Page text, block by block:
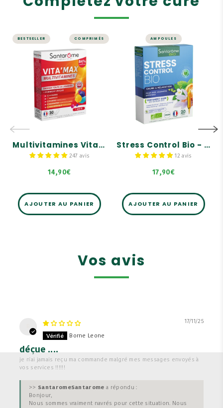
BESTSELLER COMPRIMÉS
Multivitamines Vita'Max Adultes - 30 comprimés
247 avis
14,90€
ÉNERGIE ET VITALITÉ
Multivitamines
Vita'Max Adultes
- 30 comprimés
Une gamme complète de
tonique, pour adultes,
enfants et senior
Pour adultes
minéraux
AJOUTER AU PANIER
AMPOULES
Stress Control Bio - 20 ampoules
12 avis
17,90€
STRESS ET MÉMOIRE
Stress Control Bio
- 20 ampoules
Extrait de Safran 30 mg
Complexe de 4 plantes et
3 bourgeons
Assimilation rapide et
efficace pour un stress
AJOUTER AU PANIER
Vos avis
17/11/25
Borne Leone
déçue ....
je n'ai jamais reçu ma commande malgré mes messages envoyés à
vos services !!!!!!
>> Santarome a répondu :
Bonjour,
Nous sommes vraiment navrés pour cette situation. Nous